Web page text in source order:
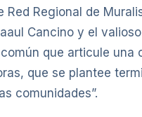
Red Regional de
Cancino y el
que articule
que se plantee
comunidades”.